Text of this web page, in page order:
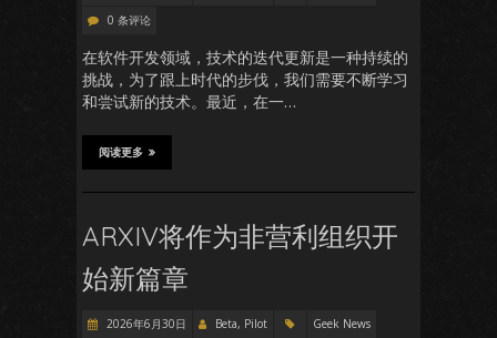
0 条评论
在软件开发领域，技术的迭代更新是一种持续的
挑战，为了跟上时代的步伐，我们需要不断学习
和尝试新的技术。最近，在一…
阅读更多
ARXIV将作为非营利组织开
始新篇章
2026年6月30日 Beta, Pilot
Geek News